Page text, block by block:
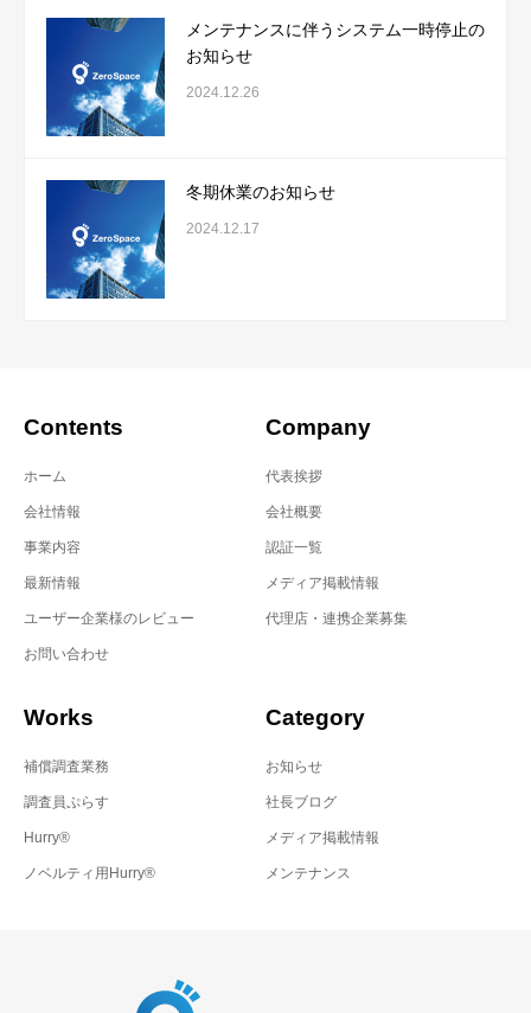
メンテナンスに伴うシステム一時停止の
お知らせ
2024.12.26
冬期休業のお知らせ
2024.12.17
Contents
ホーム
会社情報
事業内容
最新情報
ユーザー企業様のレビュー
お問い合わせ
Company
代表挨拶
会社概要
認証一覧
メディア掲載情報
代理店・連携企業募集
Works
補償調査業務
調査員ぷらす
Hurry®
ノベルティ用Hurry®
Category
お知らせ
社長ブログ
メディア掲載情報
メンテナンス